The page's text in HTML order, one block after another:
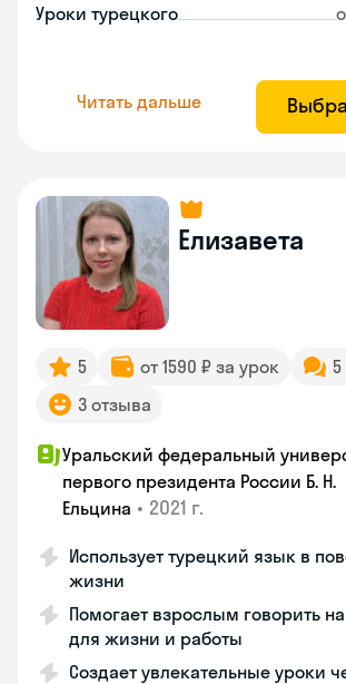
Уроки турецкого
Читать дальше
Елизавета
5 от 1590 ₽ за урок
3 отзыва
Уральский федеральный
первого президента России Б. Н.
Ельцина • 2021 г.
Использует турецкий язык в
жизни
Помогает взрослым говорить
для жизни и работы
Создает увлекательные уроки